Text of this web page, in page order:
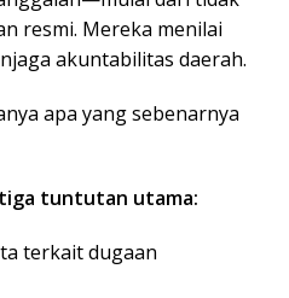
resmi. Mereka menilai
akuntabilitas daerah.
apa yang sebenarnya
tiga tuntutan utama:
terkait dugaan